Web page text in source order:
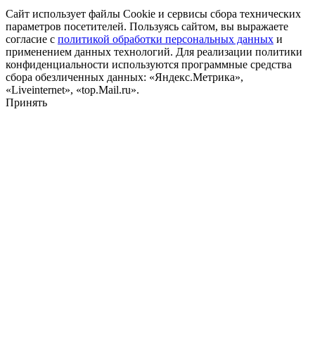
Сайт использует файлы Cookie и сервисы сбора технических
параметров посетителей. Пользуясь сайтом, вы выражаете
согласие с политикой обработки персональных данных и
применением данных технологий. Для реализации политики
конфиденциальности используются программные средства
сбора обезличенных данных: «Яндекс.Метрика»,
«Liveinternet», «top.Mail.ru».
Принять